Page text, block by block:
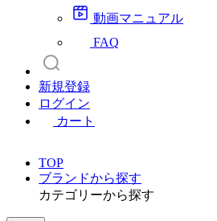
動画マニュアル
FAQ
新規登録
ログイン
カート
TOP
ブランドから探す
カテゴリーから探す